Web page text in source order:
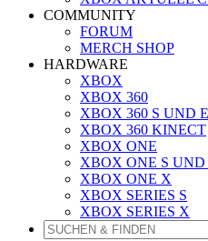
COMMUNITY
FORUM
MERCH SHOP
HARDWARE
XBOX
XBOX 360
XBOX 360 S UND E
XBOX 360 KINECT
XBOX ONE
XBOX ONE S
XBOX ONE X
XBOX SERIES S
XBOX SERIES X